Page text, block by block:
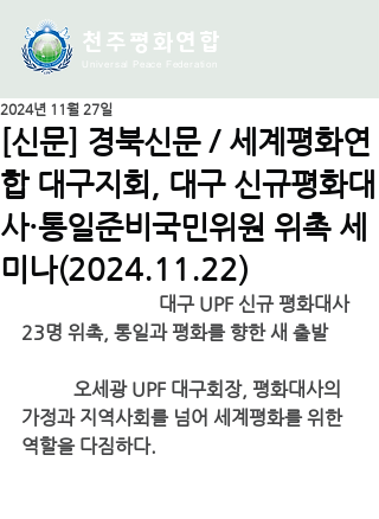
천주평화연 합
Universal Peace Federation
[신문] 경북신문 / 세계평화연
합 대구지회, 대구 신규평화대
사·통일준비국민위원 위촉 세
미나(2024.11.22)
2024년 11월 27일
대구 UPF 신규 평화대사
23명 위촉, 통일과 평화를 향한 새 출발
오세광 UPF 대구회장, 평화대사의
가정과 지역사회를 넘어 세계평화를 위한
역할을 다짐하다.